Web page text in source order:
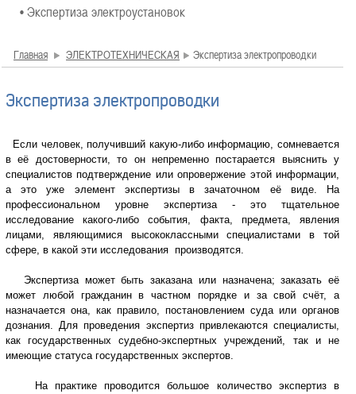
• Экспертиза электроустановок
Главная ЭЛЕКТРОТЕХНИЧЕСКАЯ Экспертиза электропроводки
Экспертиза электропроводки
Если человек, получивший какую-либо информацию, сомневается
в её достоверности, то он непременно постарается выяснить у
специалистов подтверждение или опровержение этой информации,
а это уже элемент экспертизы в зачаточном её виде. На
профессиональном уровне экспертиза - это тщательное
исследование какого-либо события, факта, предмета, явления
лицами, являющимися высококлассными специалистами в той
сфере, в какой эти исследования производятся.
Экспертиза может быть заказана или назначена; заказать её
может любой гражданин в частном порядке и за свой счёт, а
назначается она, как правило, постановлением суда или органов
дознания. Для проведения экспертиз привлекаются специалисты,
как государственных судебно-экспертных учреждений, так и не
имеющие статуса государственных экспертов.
На практике проводится большое количество экспертиз в